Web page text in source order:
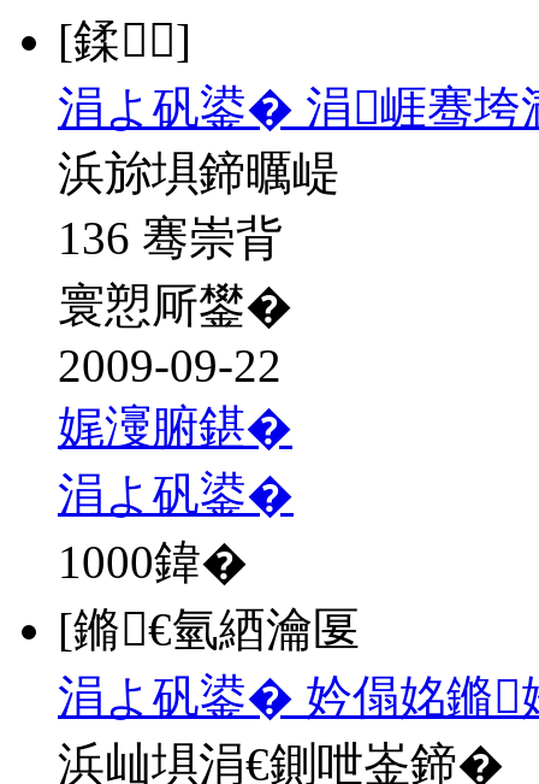
[鍒]
涓よ矾鍙� 涓崕骞垮
浜旀埧鍗曞崼
136 骞崇背
寰愬厛鐢�
2009-09-22
娓濅腑鍖�
涓よ矾鍙�
1000鍏�
[鏅€氫綇瀹匽
涓よ矾鍙� 妗傝姳鏅
浜屾埧涓€鍘呭崟鍗�